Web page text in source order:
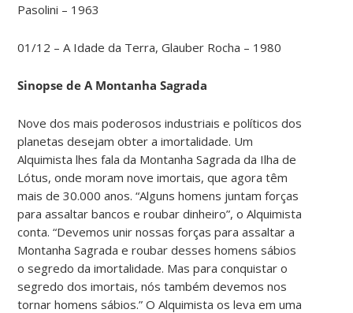
Pasolini – 1963
01/12 – A Idade da Terra, Glauber Rocha – 1980
Sinopse de A Montanha Sagrada
Nove dos mais poderosos industriais e políticos dos
planetas desejam obter a imortalidade. Um
Alquimista lhes fala da Montanha Sagrada da Ilha de
Lótus, onde moram nove imortais, que agora têm
mais de 30.000 anos. “Alguns homens juntam forças
para assaltar bancos e roubar dinheiro”, o Alquimista
conta. “Devemos unir nossas forças para assaltar a
Montanha Sagrada e roubar desses homens sábios
o segredo da imortalidade. Mas para conquistar o
segredo dos imortais, nós também devemos nos
tornar homens sábios.” O Alquimista os leva em uma